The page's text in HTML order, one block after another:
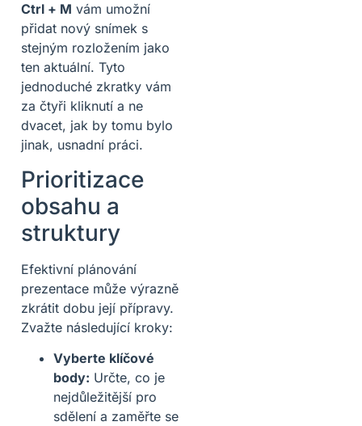
Ctrl + M vám umožní
přidat nový snímek s
stejným rozložením jako
ten aktuální. Tyto
jednoduché zkratky vám
za čtyři kliknutí a ne
dvacet, jak by tomu bylo
jinak, usnadní práci.
Prioritizace
obsahu a
struktury
Efektivní plánování
prezentace může výrazně
zkrátit dobu její přípravy.
Zvažte následující kroky:
Vyberte klíčové
body: Určte, co je
nejdůležitější pro
sdělení a zaměřte se